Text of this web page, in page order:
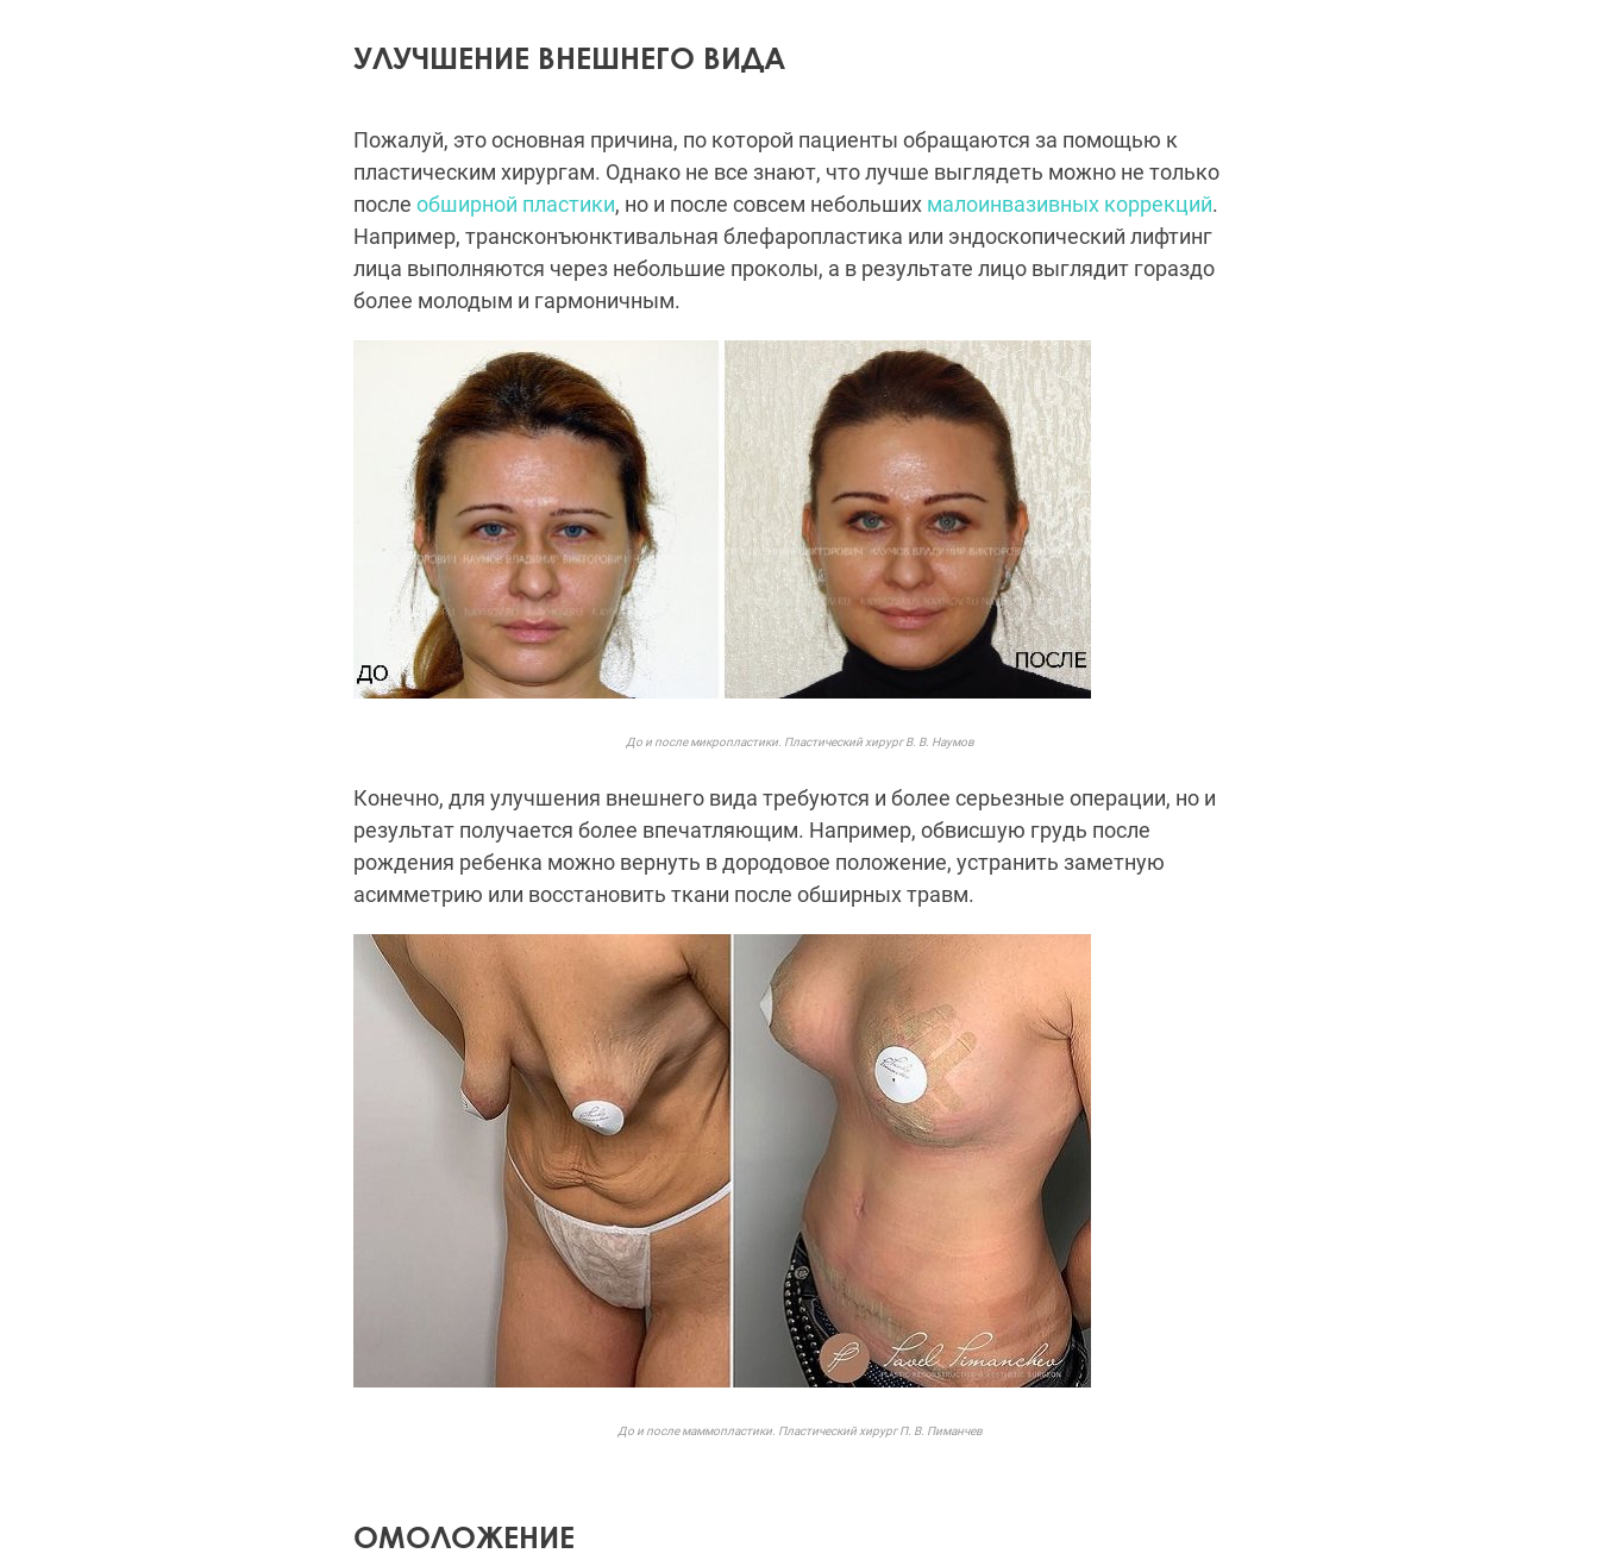
УЛУЧШЕНИЕ ВНЕШНЕГО ВИДА
Пожалуй, это основная причина, по которой пациенты обращаются за помощью к
пластическим хирургам. Однако не все знают, что лучше выглядеть можно не только
после обширной пластики, но и после совсем небольших малоинвазивных коррекций.
Например, трансконъюнктивальная блефаропластика или эндоскопический лифтинг
лица выполняются через небольшие проколы, а в результате лицо выглядит гораздо
более молодым и гармоничным.
До и после микропластики. Пластический хирург В. В. Наумов
Конечно, для улучшения внешнего вида требуются и более серьезные операции, но и
результат получается более впечатляющим. Например, обвисшую грудь после
рождения ребенка можно вернуть в дородовое положение, устранить заметную
асимметрию или восстановить ткани после обширных травм.
До и после маммопластики. Пластический хирург П. В. Пиманчев
ОМОЛОЖЕНИЕ